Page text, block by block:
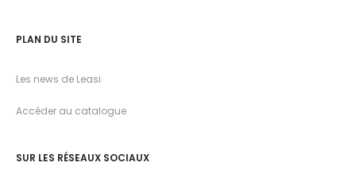
PLAN DU SITE
Les news de Leasi
Accéder au catalogue
SUR LES RÉSEAUX SOCIAUX